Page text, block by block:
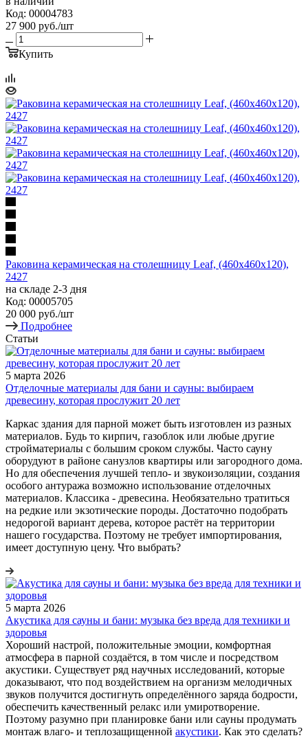
Код: 00004783
27 900 руб./шт
Купить
Раковина керамическая на столешницу Leaf, (460х460х120),
2427
на складе 2-3 дня
Код: 00005705
20 000 руб./шт
Подробнее
Статьи
5 марта 2026
Отделочные материалы для бани и сауны: выбираем
древесину, которая прослужит 20 лет
Каркас здания для парной может быть изготовлен из разных
материалов. Будь то кирпич, газоблок или любые другие
стройматериалы с большим сроком службы. Часто сауну
оборудуют в районе санузлов квартиры или загородного дома.
Но для обеспечения лучшей тепло- и звукоизоляции, создания
особого антуража возможно использование отделочных
материалов. Классика - древесина. Необязательно тратиться
на редкие или экзотические породы. Достаточно подобрать
недорогой вариант дерева, которое растёт на территории
нашего государства. Поэтому не требует импортирования,
имеет доступную цену. Что выбрать?
5 марта 2026
Акустика для сауны и бани: музыка без вреда для техники и
здоровья
Хороший настрой, положительные эмоции, комфортная
атмосфера в парной создаётся, в том числе и посредством
акустики. Существует ряд научных исследований, которые
доказывают, что под воздействием на организм мелодичных
звуков получится достигнуть определённого заряда бодрости,
обеспечить качественный релакс или умиротворение.
Поэтому разумно при планировке бани или сауны продумать
монтаж влаго- и теплозащищенной акустики. Как это сделать?